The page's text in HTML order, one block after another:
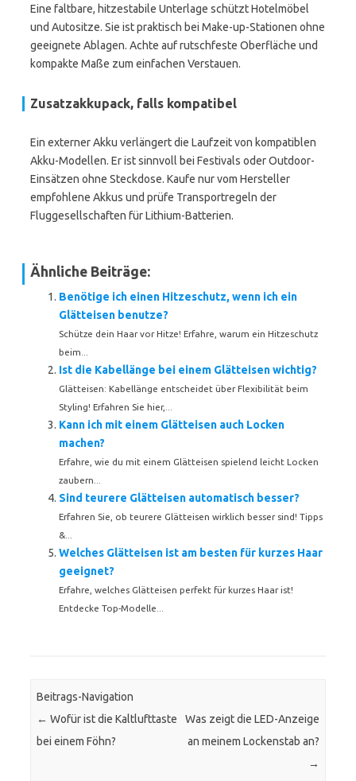
Eine faltbare, hitzestabile Unterlage schützt Hotelmöbel
und Autositze. Sie ist praktisch bei Make-up-Stationen ohne
geeignete Ablagen. Achte auf rutschfeste Oberfläche und
kompakte Maße zum einfachen Verstauen.
Zusatzakkupack, falls kompatibel
Ein externer Akku verlängert die Laufzeit von kompatiblen
Akku-Modellen. Er ist sinnvoll bei Festivals oder Outdoor-
Einsätzen ohne Steckdose. Kaufe nur vom Hersteller
empfohlene Akkus und prüfe Transportregeln der
Fluggesellschaften für Lithium-Batterien.
Ähnliche Beiträge:
Benötige ich einen Hitzeschutz, wenn ich ein
Glätteisen benutze?
Schütze dein Haar vor Hitze! Erfahre, warum ein Hitzeschutz
beim...
Ist die Kabellänge bei einem Glätteisen wichtig?
Glätteisen: Kabellänge entscheidet über Flexibilität beim
Styling! Erfahren Sie hier,...
Kann ich mit einem Glätteisen auch Locken
machen?
Erfahre, wie du mit einem Glätteisen spielend leicht Locken
zaubern...
Sind teurere Glätteisen automatisch besser?
Erfahren Sie, ob teurere Glätteisen wirklich besser sind! Tipps
&...
Welches Glätteisen ist am besten für kurzes Haar
geeignet?
Erfahre, welches Glätteisen perfekt für kurzes Haar ist!
Entdecke Top-Modelle...
Beitrags-Navigation
← Wofür ist die Kaltlufttaste
bei einem Föhn?
Was zeigt die LED-Anzeige
an meinem Lockenstab an?
→